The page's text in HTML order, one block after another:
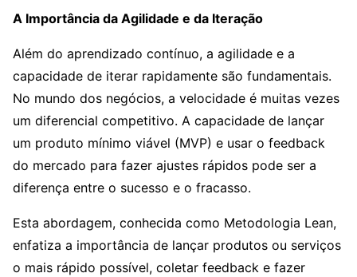
A Importância da Agilidade e da Iteração
Além do aprendizado contínuo, a agilidade e a
capacidade de iterar rapidamente são fundamentais.
No mundo dos negócios, a velocidade é muitas vezes
um diferencial competitivo. A capacidade de lançar
um produto mínimo viável (MVP) e usar o feedback
do mercado para fazer ajustes rápidos pode ser a
diferença entre o sucesso e o fracasso.
Esta abordagem, conhecida como Metodologia Lean,
enfatiza a importância de lançar produtos ou serviços
o mais rápido possível, coletar feedback e fazer